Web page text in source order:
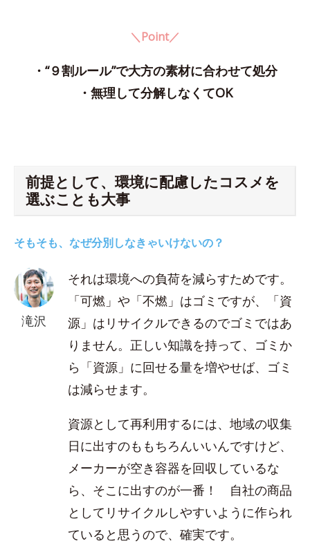
＼Point／
・“９割ルール”で大方の素材に合わせて処分
・無理して分解しなくてOK
前提として、環境に配慮したコスメを
選ぶことも大事
そもそも、なぜ分別しなきゃいけないの？
滝沢
それは環境への負荷を減らすためです。
「可燃」や「不燃」はゴミですが、「資
源」はリサイクルできるのでゴミではあ
りません。正しい知識を持って、ゴミか
ら「資源」に回せる量を増やせば、ゴミ
は減らせます。
資源として再利用するには、地域の収集
日に出すのももちろんいいんですけど、
メーカーが空き容器を回収しているな
ら、そこに出すのが一番！ 自社の商品
としてリサイクルしやすいように作られ
ていると思うので、確実です。